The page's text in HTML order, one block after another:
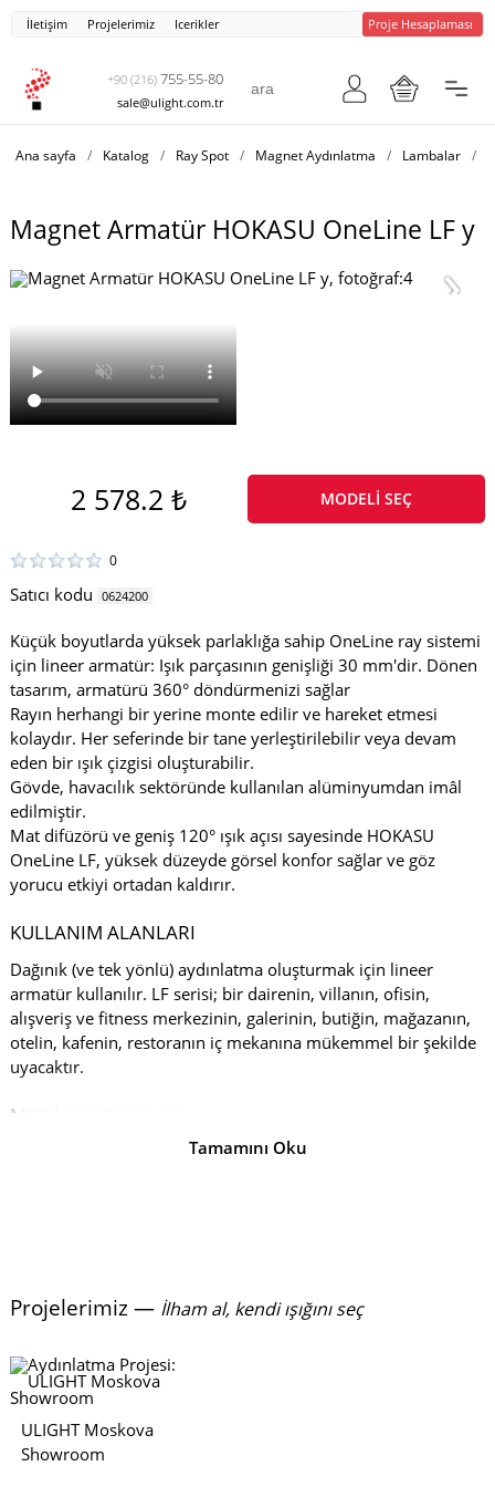
İletişim Projelerimiz Icerikler Proje Hesaplaması
+90 (216) 755-55-80
sale@ulight.com.tr
Ana sayfa / Katalog / Ray Spot / Magnet Aydınlatma / Lambalar /
Magnet Armatür HOKASU OneLine LF y
2 578.2 ₺ MODELI SEÇ
0
Satıcı kodu 0624200
Küçük boyutlarda yüksek parlaklığa sahip OneLine ray sistemi
için lineer armatür: Işık parçasının genişliği 30 mm'dir. Dönen
tasarım, armatürü 360° döndürmenizi sağlar
Rayın herhangi bir yerine monte edilir ve hareket etmesi
kolaydır. Her seferinde bir tane yerleştirilebilir veya devam
eden bir ışık çizgisi oluşturabilir.
Gövde, havacılık sektöründe kullanılan alüminyumdan imâl
edilmiştir.
Mat difüzörü ve geniş 120° ışık açısı sayesinde HOKASU
OneLine LF, yüksek düzeyde görsel konfor sağlar ve göz
yorucu etkiyi ortadan kaldırır.
KULLANIM ALANLARI
Dağınık (ve tek yönlü) aydınlatma oluşturmak için lineer
armatür kullanılır. LF serisi; bir dairenin, villanın, ofisin,
alışveriş ve fitness merkezinin, galerinin, butiğin, mağazanın,
otelin, kafenin, restoranın iç mekanına mükemmel bir şekilde
uyacaktır.
MODIFIKASYONLAR
Ürün yelpazesi hazır çözümler içerir: siyah (RAL9005) ve beyaz
Standart olarak, renk seçenekleri mevcuttur: gün ışığı
ve sıcak beyaz(3000 K).
Proje açısal bir ışık çizgisinin oluşturulmasını gerektiriyorsa, LF
Angle serisini kullanmanızı öneririz. Dağınık aydınlatma
oluşturmak için açılı lineer armatür kullanılır. Tek bir
düzlemde rayın açısal (90 °) bağlantısına monte edilir.
Tamamını Oku
Projelerimiz — İlham al, kendi ışığını seç
ULIGHT Moskova
Showroom